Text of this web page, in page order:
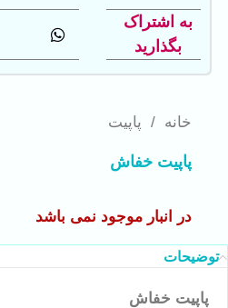
خانه / پاپیت
پاپیت خفاش
در انبار موجود نمی باشد
به اشتراک
بگذارید
توضیحات
پاپیت خفاش